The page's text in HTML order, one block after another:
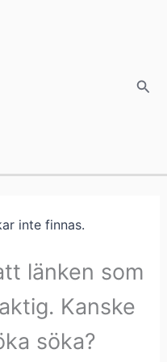
Sök
inte finnas.
länken som
Kanske
söka?